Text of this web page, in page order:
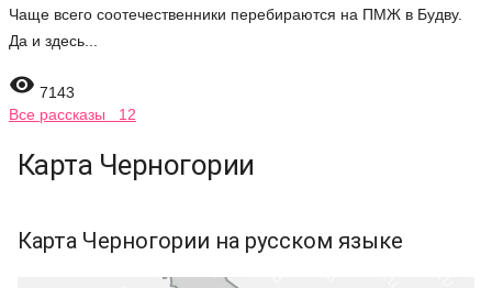
Чаще всего соотечественники перебираются на ПМЖ в Будву.
Да и здесь...
 7143
Все рассказы 12
Карта Черногории
Карта Черногории на русском языке